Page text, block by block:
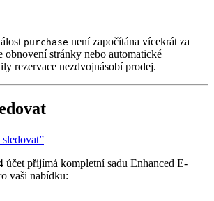
purchase není započítána vícekrát za
obnovení stránky nebo automatické
rezervace nezdvojnásobí prodej.
sledovat”
účet přijímá kompletní sadu Enhanced E-
vaši nabídku: